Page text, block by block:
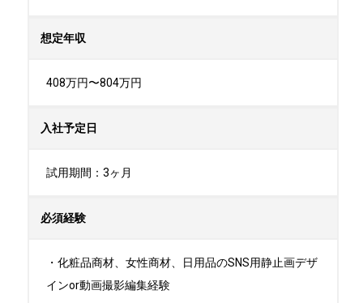
想定年収
408万円〜804万円
入社予定日
試用期間：3ヶ月
必須経験
・化粧品商材、女性商材、日用品のSNS用静止画デザ
インor動画撮影編集経験